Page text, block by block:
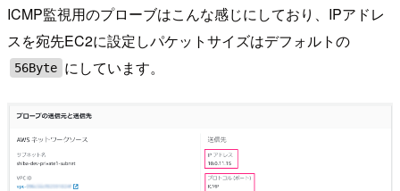
ICMP監視用のプローブはこんな感じにしており、IPアドレ
スを宛先EC2に設定しパケットサイズはデフォルトの
56Byte にしています。